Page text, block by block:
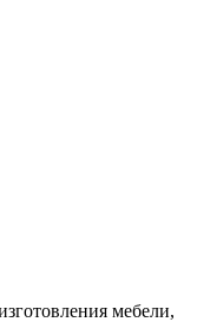
мебели,